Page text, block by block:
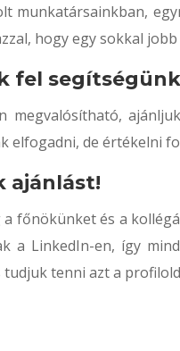
munkatársainkban,
hogy egy sokkal
fel
megvalósítható,
elfogadni, de értékelni
ajánlást!
a főnökünket és a
a LinkedIn-en, így
tudjuk tenni azt a